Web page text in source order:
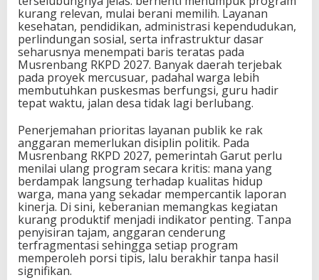
kurang relevan, mulai berani memilih. Layanan
kesehatan, pendidikan, administrasi kependudukan,
perlindungan sosial, serta infrastruktur dasar
seharusnya menempati baris teratas pada
Musrenbang RKPD 2027. Banyak daerah terjebak
pada proyek mercusuar, padahal warga lebih
membutuhkan puskesmas berfungsi, guru hadir
tepat waktu, jalan desa tidak lagi berlubang.
Penerjemahan prioritas layanan publik ke rak
anggaran memerlukan disiplin politik. Pada
Musrenbang RKPD 2027, pemerintah Garut perlu
menilai ulang program secara kritis: mana yang
berdampak langsung terhadap kualitas hidup
warga, mana yang sekadar mempercantik laporan
kinerja. Di sini, keberanian memangkas kegiatan
kurang produktif menjadi indikator penting. Tanpa
penyisiran tajam, anggaran cenderung
terfragmentasi sehingga setiap program
memperoleh porsi tipis, lalu berakhir tanpa hasil
signifikan.